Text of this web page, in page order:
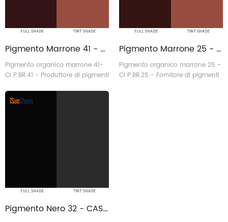
Pigmento Marrone 41 - CAS 211502-16-8 Azo Condensazione Marrone Veloce RL PBR41 ABR41 Fornitore
Pigmento organico marrone 41-
CI P.BR.41 - Produttore di pigmenti
Pigmento Marrone 25 - CAS 6992-11-6 Benzimidazolone HFR P.BR.25 ABR25 Produttore
Pigmento organico marrone 25 -
CI P.BR.25 - Fornitore di pigmenti
Pigmento Nero 32 - CAS 83524-75-8 Paliogen Perilene Nero PBL32 Produttore